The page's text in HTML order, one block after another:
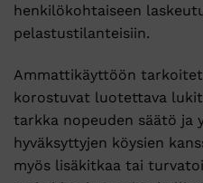
henkilökohtaiseen
pelastustilanteisiin.
Ammattikäyttöön
korostuvat luotettava
tarkka nopeuden säätö ja
hyväksyttyjen köysien
myös lisäkitkaa tai